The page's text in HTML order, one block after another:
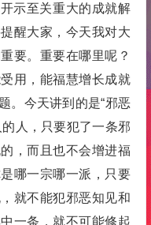
示至关重大的成就解
醒大家，今天我对大
要。重要在哪里呢？
用，能福慧增长成就
。今天讲到的是“邪恶
人，只要犯了一条邪
，而且也不会增进福
哪一宗哪一派，只要
就不能犯邪恶知见和
一条，就不可能修起